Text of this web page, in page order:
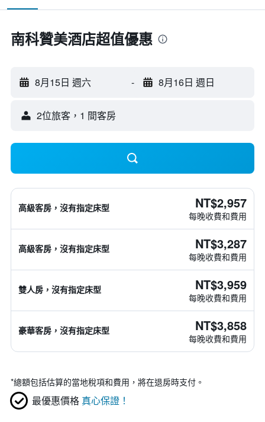
南科贊美酒店超值優惠
8月15日 週六 - 8月16日 週日
2位旅客，1 間客房
高級客房，沒有指定床型 NT$2,957
每晚收費和費用
高級客房，沒有指定床型 NT$3,287
每晚收費和費用
雙人房，沒有指定床型 NT$3,959
每晚收費和費用
豪華客房，沒有指定床型 NT$3,858
每晚收費和費用
*總額包括估算的當地稅項和費用，將在退房時支付。
最優惠價格 真心保證！